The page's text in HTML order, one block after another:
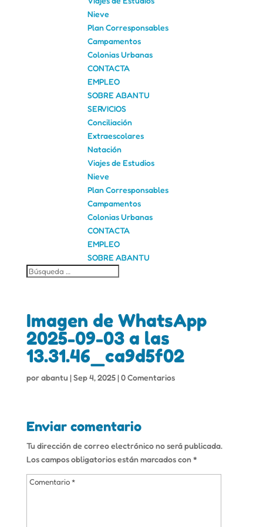
Nieve
Plan Corresponsables
Campamentos
Colonias Urbanas
CONTACTA
EMPLEO
SOBRE ABANTU
SERVICIOS
Conciliación
Extraescolares
Natación
Viajes de Estudios
Nieve
Plan Corresponsables
Campamentos
Colonias Urbanas
CONTACTA
EMPLEO
SOBRE ABANTU
Imagen de WhatsApp
2025-09-03 a las
13.31.46_ca9d5f02
porabantu |Sep 4, 2025|0 Comentarios
Enviar comentario
Tu dirección de correo electrónico no será publicada.
Los campos obligatorios están marcados con*